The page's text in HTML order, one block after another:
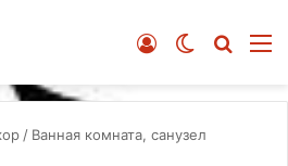
Switch skin
Войти
/ Ванная комната, санузел